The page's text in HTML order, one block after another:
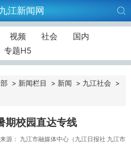
江新闻网
视频 社会
国内
专题H5
> 新闻栏目 > 新闻 > 九江社会 >
期校园直达专线
来源： 九江市融媒体中心（九江日报社 九江市